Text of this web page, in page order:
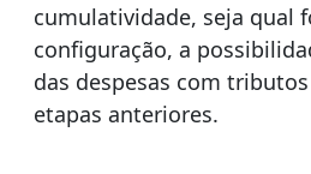
cumulatividade, seja qual
configuração, a
das despesas com
etapas anteriores.